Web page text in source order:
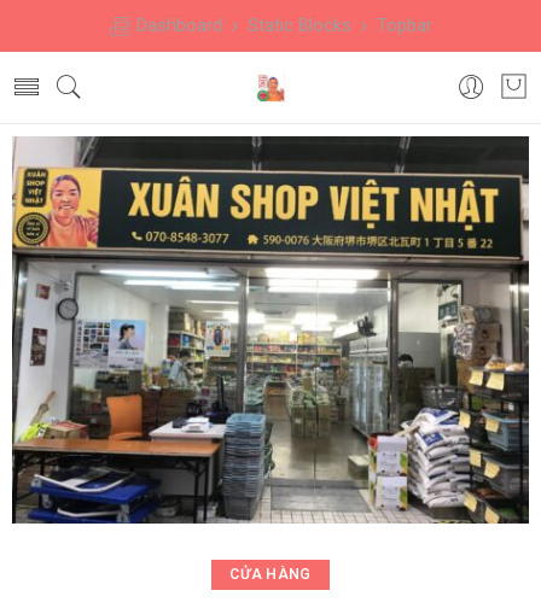
Dashboard Static Blocks Topbar
CỬA HÀNG